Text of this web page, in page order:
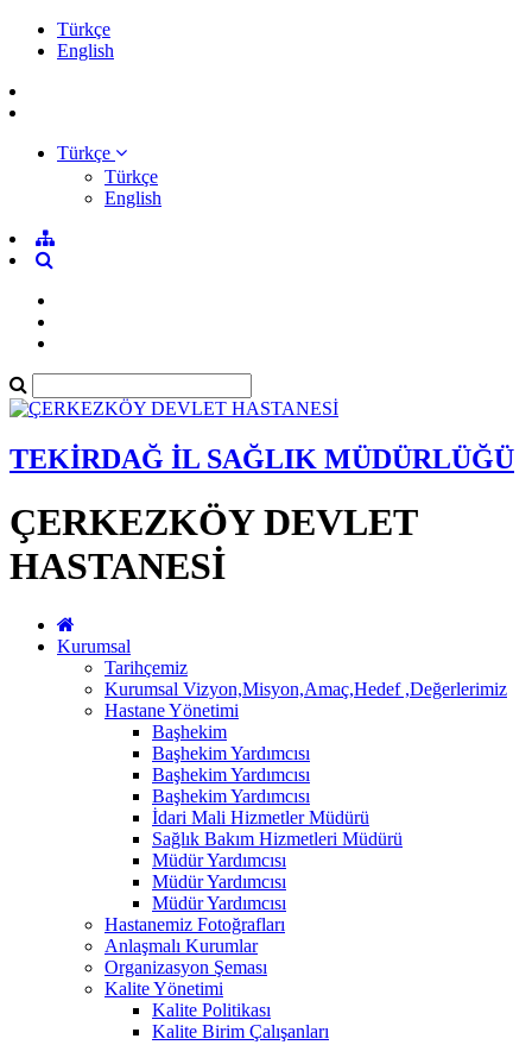
Türkçe
English
Türkçe
Türkçe
English
TEKİRDAĞ İL SAĞLIK MÜDÜRLÜĞÜ
ÇERKEZKÖY DEVLET
HASTANESİ
Kurumsal
Tarihçemiz
Kurumsal Vizyon,Misyon,Amaç,Hedef ,Değerlerimiz
Hastane Yönetimi
Başhekim
Başhekim Yardımcısı
Başhekim Yardımcısı
Başhekim Yardımcısı
İdari Mali Hizmetler Müdürü
Sağlık Bakım Hizmetleri Müdürü
Müdür Yardımcısı
Müdür Yardımcısı
Müdür Yardımcısı
Hastanemiz Fotoğrafları
Anlaşmalı Kurumlar
Organizasyon Şeması
Kalite Yönetimi
Kalite Politikası
Kalite Birim Çalışanları